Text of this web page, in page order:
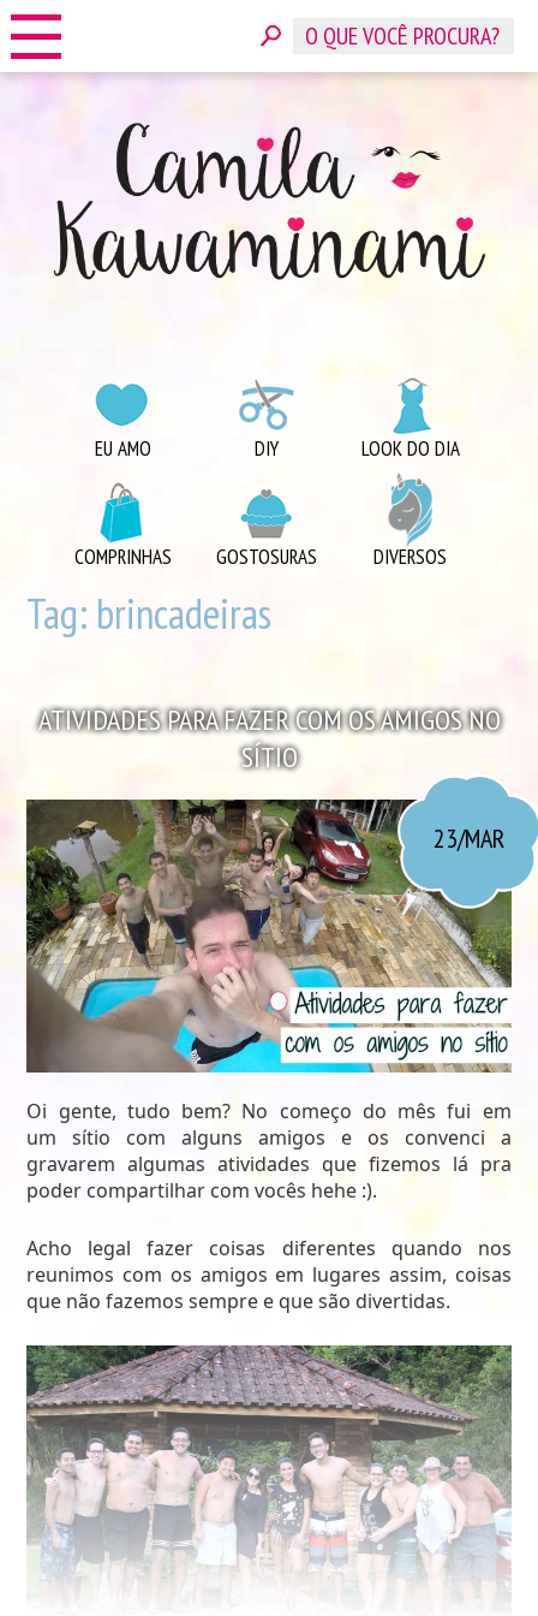
CONTATO
CATEGORIAS
COMPRINHAS
DIVERSOS
EU AMO
INSPIRAÇÕES
MORANDO JUNTOS
ORGANIZAÇÃO
PLAYLISTS
VIAGENS
VÍDEOS
EU AMO DIY LOOK DO DIA
COMPRINHAS GOSTOSURAS DIVERSOS
Tag: brincadeiras
ATIVIDADES PARA FAZER COM OS AMIGOS NO
SÍTIO
23/MAR
Oi gente, tudo bem? No começo do mês fui em
um sítio com alguns amigos e os convenci a
gravarem algumas atividades que fizemos lá pra
poder compartilhar com vocês hehe :).
Acho legal fazer coisas diferentes quando nos
reunimos com os amigos em lugares assim, coisas
que não fazemos sempre e que são divertidas.